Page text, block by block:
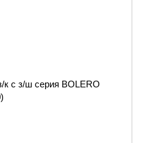
к с з/ш серия BOLERO